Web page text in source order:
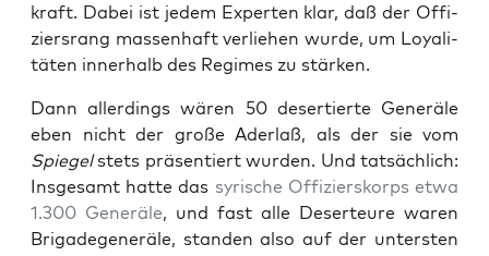
kraft. Dabei ist jedem Exper­ten klar, daß der Offi­
ziers­rang mas­sen­haft ver­lie­hen wur­de, um Loya­li­
tä­ten inner­halb des Regimes zu stärken.
Dann aller­dings wären 50 deser­tier­te Gene­rä­le
eben nicht der gro­ße Ader­laß, als der sie vom
Spie­gelstets prä­sen­tiert wur­den. Und tat­säch­lich:
Ins­ge­samt hat­te das syri­sche Offi­ziers­korps etwa
1.300 Gene­rä­le, und fast alle Deser­teu­re waren
Bri­ga­de­ge­ne­rä­le, stan­den also auf der unters­ten